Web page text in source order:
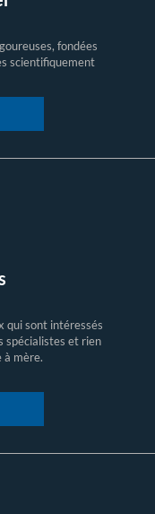
fondées
scientifiquement
qui sont intéressés
spécialistes et rien
à mère.